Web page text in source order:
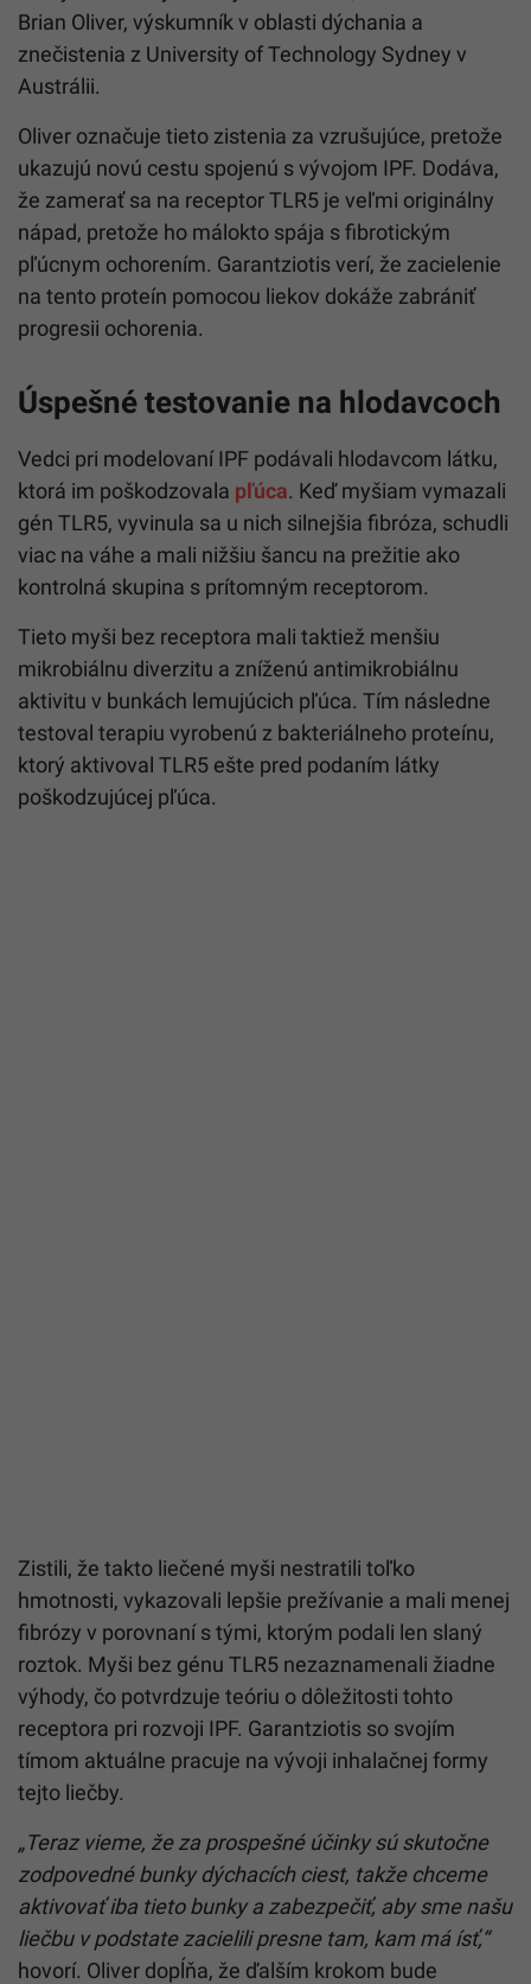
Brian Oliver, výskumník v oblasti dýchania a
znečistenia z University of Technology Sydney v
Austrálii.
Oliver označuje tieto zistenia za vzrušujúce, pretože
ukazujú novú cestu spojenú s vývojom IPF. Dodáva,
že zamerať sa na receptor TLR5 je veľmi originálny
nápad, pretože ho málokto spája s fibrotickým
pľúcnym ochorením. Garantziotis verí, že zacielenie
na tento proteín pomocou liekov dokáže zabrániť
progresii ochorenia.
Úspešné testovanie na hlodavcoch
Vedci pri modelovaní IPF podávali hlodavcom látku,
ktorá im poškodzovala pľúca. Keď myšiam vymazali
gén TLR5, vyvinula sa u nich silnejšia fibróza, schudli
viac na váhe a mali nižšiu šancu na prežitie ako
kontrolná skupina s prítomným receptorom.
Tieto myši bez receptora mali taktiež menšiu
mikrobiálnu diverzitu a zníženú antimikrobiálnu
aktivitu v bunkách lemujúcich pľúca. Tím následne
testoval terapiu vyrobenú z bakteriálneho proteínu,
ktorý aktivoval TLR5 ešte pred podaním látky
poškodzujúcej pľúca.
Zistili, že takto liečené myši nestratili toľko
hmotnosti, vykazovali lepšie prežívanie a mali menej
fibrózy v porovnaní s tými, ktorým podali len slaný
roztok. Myši bez génu TLR5 nezaznamenali žiadne
výhody, čo potvrdzuje teóriu o dôležitosti tohto
receptora pri rozvoji IPF. Garantziotis so svojím
tímom aktuálne pracuje na vývoji inhalačnej formy
tejto liečby.
„Teraz vieme, že za prospešné účinky sú skutočne
zodpovedné bunky dýchacích ciest, takže chceme
aktivovať iba tieto bunky a zabezpečiť, aby sme našu
liečbu v podstate zacielili presne tam, kam má ísť,“
hovorí. Oliver dopĺňa, že ďalším krokom bude